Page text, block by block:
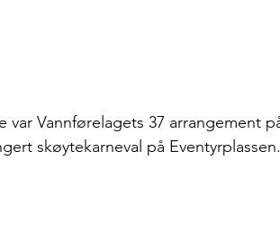
var Vannførelagets 37 arrangement
skøytekarneval på